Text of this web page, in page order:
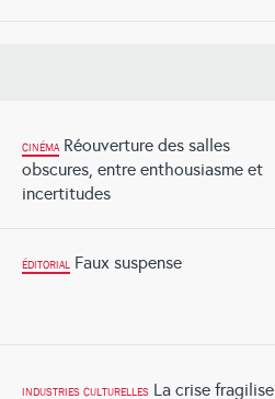
CINÉMA Réouverture des salles
obscures, entre enthousiasme et
incertitudes
ÉDITORIAL Faux suspense
INDUSTRIES CULTURELLES La crise fragilise